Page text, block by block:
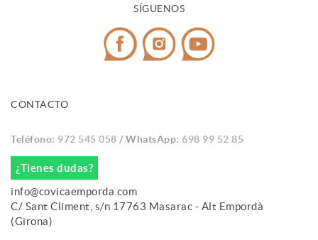
SÍGUENOS
CONTACTO
Teléfono: 972 545 058 / WhatsApp: 698 99 52 85
¿Tienes dudas?
info@covicaemporda.com
C/ Sant Climent, s/n 17763 Masarac - Alt Empordà
(Girona)